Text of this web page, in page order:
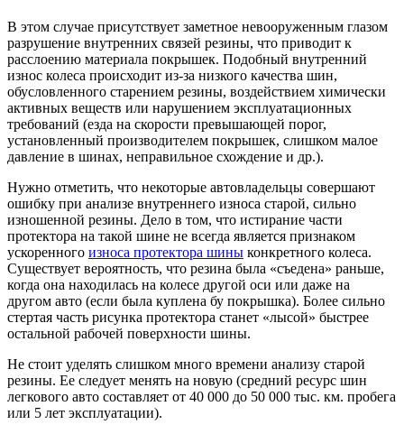
В этом случае присутствует заметное невооруженным глазом
разрушение внутренних связей резины, что приводит к
расслоению материала покрышек. Подобный внутренний
износ колеса происходит из-за низкого качества шин,
обусловленного старением резины, воздействием химически
активных веществ или нарушением эксплуатационных
требований (езда на скорости превышающей порог,
установленный производителем покрышек, слишком малое
давление в шинах, неправильное схождение и др.).
Нужно отметить, что некоторые автовладельцы совершают
ошибку при анализе внутреннего износа старой, сильно
изношенной резины. Дело в том, что истирание части
протектора на такой шине не всегда является признаком
ускоренного износа протектора шины конкретного колеса.
Существует вероятность, что резина была «съедена» раньше,
когда она находилась на колесе другой оси или даже на
другом авто (если была куплена бу покрышка). Более сильно
стертая часть рисунка протектора станет «лысой» быстрее
остальной рабочей поверхности шины.
Не стоит уделять слишком много времени анализу старой
резины. Ее следует менять на новую (средний ресурс шин
легкового авто составляет от 40 000 до 50 000 тыс. км. пробега
или 5 лет эксплуатации).